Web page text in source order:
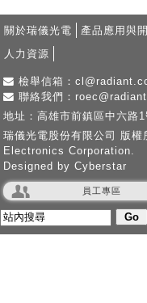
關於瑞儀光電 產品應用與
人力資源
檢舉信箱：
聯絡我們：
地址：高雄市前鎮區中六
瑞儀光電股份有限公司 版
Electronics Corporation.
Designed by Cyberstar
員工專區